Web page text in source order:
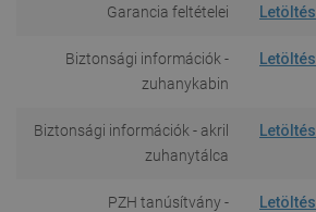
Garancia feltételei Letöltés
Biztonsági információk -
zuhanykabin
Letöltés
Biztonsági információk - akril
zuhanytálca
Letöltés
PZH tanúsítvány -
Letöltés